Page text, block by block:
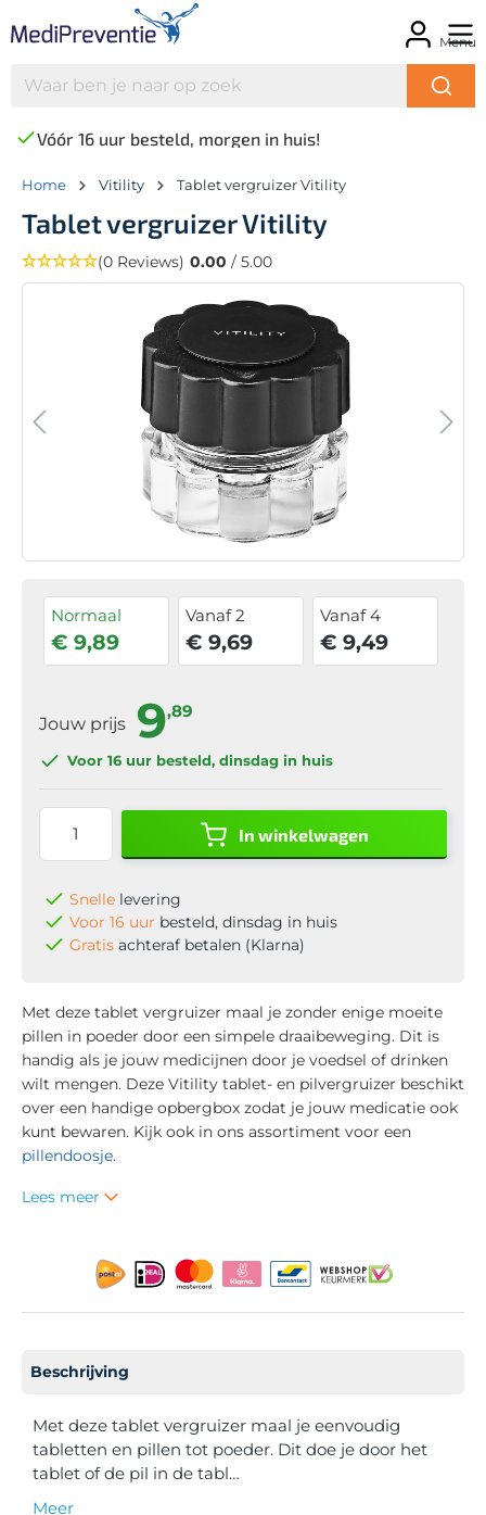
Menu
Vóór 16 uur besteld, morgen in huis!
Home Vitility Tablet vergruizer Vitility
Tablet vergruizer Vitility
(0 Reviews) 0.00 / 5.00
Normaal
€ 9,89
Vanaf 2
€ 9,69
Vanaf 4
€ 9,49
Jouw prijs 9,89
Voor 16 uur besteld, dinsdag in huis
In winkelwagen
Snelle levering
Voor 16 uur besteld, dinsdag in huis
Gratis achteraf betalen (Klarna)
Met deze tablet vergruizer maal je zonder enige moeite
pillen in poeder door een simpele draaibeweging. Dit is
handig als je jouw medicijnen door je voedsel of drinken
wilt mengen. Deze Vitility tablet- en pilvergruizer beschikt
over een handige opbergbox zodat je jouw medicatie ook
kunt bewaren. Kijk ook in ons assortiment voor een
pillendoosje.
Lees meer
Beschrijving
Met deze tablet vergruizer maal je eenvoudig
tabletten en pillen tot poeder. Dit doe je door het
tablet of de pil in de tabl…
Meer